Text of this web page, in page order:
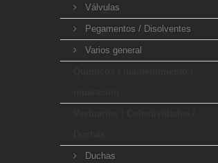
Válvulas
Pegamentos / Disolventes
Varios general
Duchas